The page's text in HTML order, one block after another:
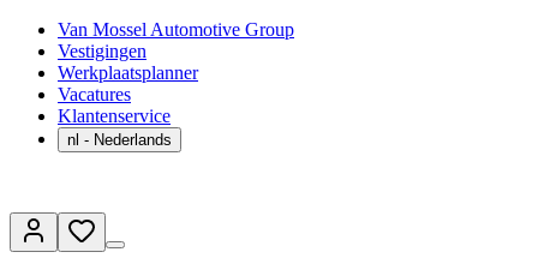
Van Mossel Automotive Group
Vestigingen
Werkplaatsplanner
Vacatures
Klantenservice
nl - Nederlands